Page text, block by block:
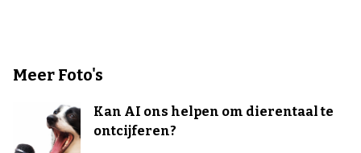
Meer Foto's
Kan AI ons helpen om dierentaal te
ontcijferen?